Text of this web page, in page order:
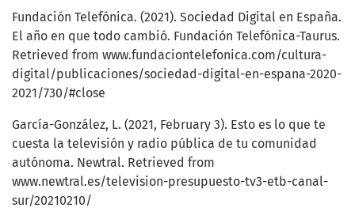
Fundación Telefónica. (2021). Sociedad Digital en España.
El año en que todo cambió. Fundación Telefónica-Taurus.
Retrieved from www.fundaciontelefonica.com/cultura-
digital/publicaciones/sociedad-digital-en-espana-2020-
2021/730/#close
García-González, L. (2021, February 3). Esto es lo que te
cuesta la televisión y radio pública de tu comunidad
autónoma. Newtral. Retrieved from
www.newtral.es/television-presupuesto-tv3-etb-canal-
sur/20210210/